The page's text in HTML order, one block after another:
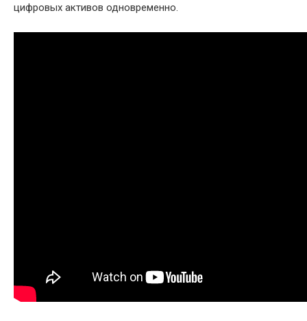
цифровых активов одновременно.